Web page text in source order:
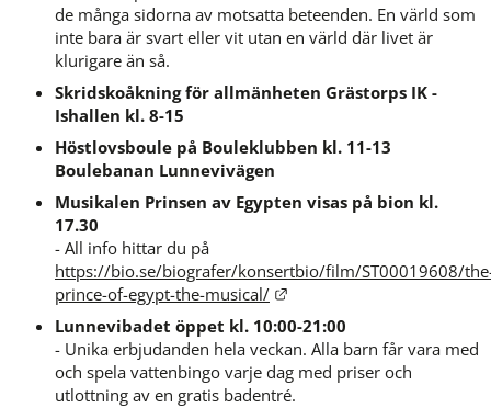
de många sidorna av motsatta beteenden. En värld som
inte bara är svart eller vit utan en värld där livet är
klurigare än så.
Skridskoåkning för allmänheten Grästorps IK -
Ishallen kl. 8-15
Höstlovsboule på Bouleklubben kl. 11-13
Boulebanan Lunnevivägen
Musikalen Prinsen av Egypten visas på bion kl.
17.30
https://bio.se/biografer/konsertbio/film/ST00019608/
prince-of-egypt-the-musical/
Länk till annan webbplats.
Lunnevibadet öppet kl. 10:00-21:00
- Unika erbjudanden hela veckan. Alla barn får vara med
och spela vattenbingo varje dag med priser och
utlottning av en gratis badentré.